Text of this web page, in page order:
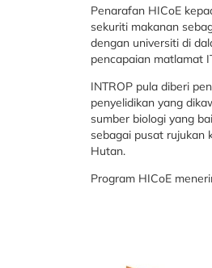
Penarafan HICoE
sekuriti makanan
dengan universiti di
pencapaian matlamat
INTROP pula diberi
penyelidikan yang
sumber biologi yang
sebagai pusat rujukan
Hutan.
Program HICoE